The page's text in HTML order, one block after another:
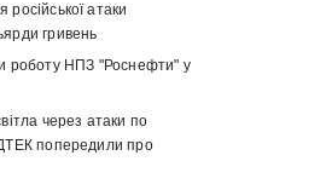
російської атаки
гривень
роботу НПЗ "Роснефти" у
через атаки по
попередили про